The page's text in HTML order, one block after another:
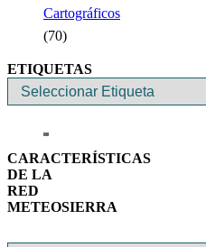
Cartográficos
(70)
ETIQUETAS
CARACTERÍSTICAS
DE LA
RED
METEOSIERRA